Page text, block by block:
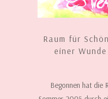
Raum für
einer
Begonnen hat die